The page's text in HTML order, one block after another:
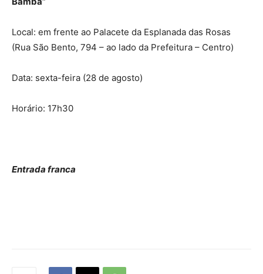
Local: em frente ao Palacete da Esplanada das Rosas
(Rua São Bento, 794 – ao lado da Prefeitura – Centro)
Data: sexta-feira (28 de agosto)
Horário: 17h30
Entrada franca